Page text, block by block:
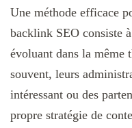
Une méthode efficace
backlink SEO consiste
évoluant dans la même
souvent, leurs
intéressant ou des
propre stratégie de